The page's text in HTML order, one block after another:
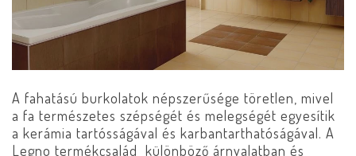
A fahatású burkolatok népszerűsége töretlen, mivel
a fa természetes szépségét és melegségét egyesítik
a kerámia tartósságával és karbantarthatóságával. A
Legno termékcsalád különböző árnyalatban és